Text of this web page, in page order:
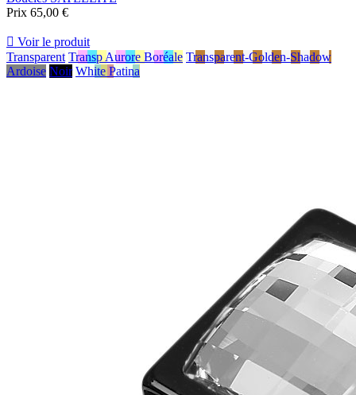
Prix 65,00 €
 Voir le produit
Transparent Transp Aurore Boréale Transparent-Golden-Shadow
Ardoise Noir White Patina